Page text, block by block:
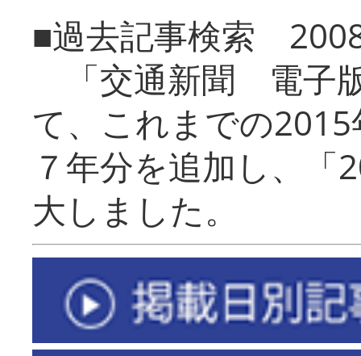
■過去記事検索
「交通新聞 電子
て、これまでの
７年分を追加し、「
大しまし